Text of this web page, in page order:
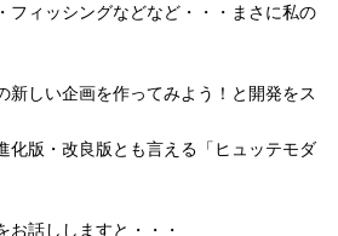
フィッシングなどなど・・・まさに私の
新しい企画を作ってみよう！と開発をス
化版・改良版とも言える「ヒュッテモダ
お話ししますと・・・